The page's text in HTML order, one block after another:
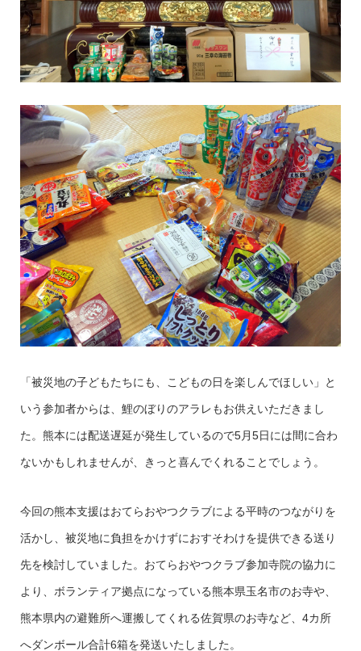
「被災地の子どもたちにも、こどもの日を楽しんでほしい」と
いう参加者からは、鯉のぼりのアラレもお供えいただきまし
た。熊本には配送遅延が発生しているので5月5日には間に合わ
ないかもしれませんが、きっと喜んでくれることでしょう。
今回の熊本支援はおてらおやつクラブによる平時のつながりを
活かし、被災地に負担をかけずにおすそわけを提供できる送り
先を検討していました。おてらおやつクラブ参加寺院の協力に
より、ボランティア拠点になっている熊本県玉名市のお寺や、
熊本県内の避難所へ運搬してくれる佐賀県のお寺など、4カ所
へダンボール合計6箱を発送いたしました。